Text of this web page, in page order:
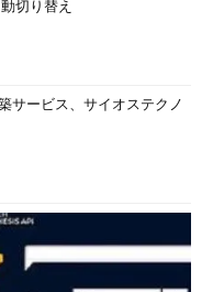
切り替え
サービス、サイオステクノ